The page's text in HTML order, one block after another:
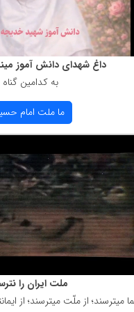
داغ شهدای دانش آموز
به كدامین گناه
ما ملت امام
ملت ایران را
میترسند؛ از ملّت میترسند؛ از